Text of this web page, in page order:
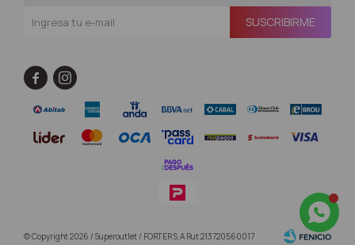
SUSCRIBIRME
 
© Copyright 2026 / Superoutlet / FORTER S.A Rut 213720560017